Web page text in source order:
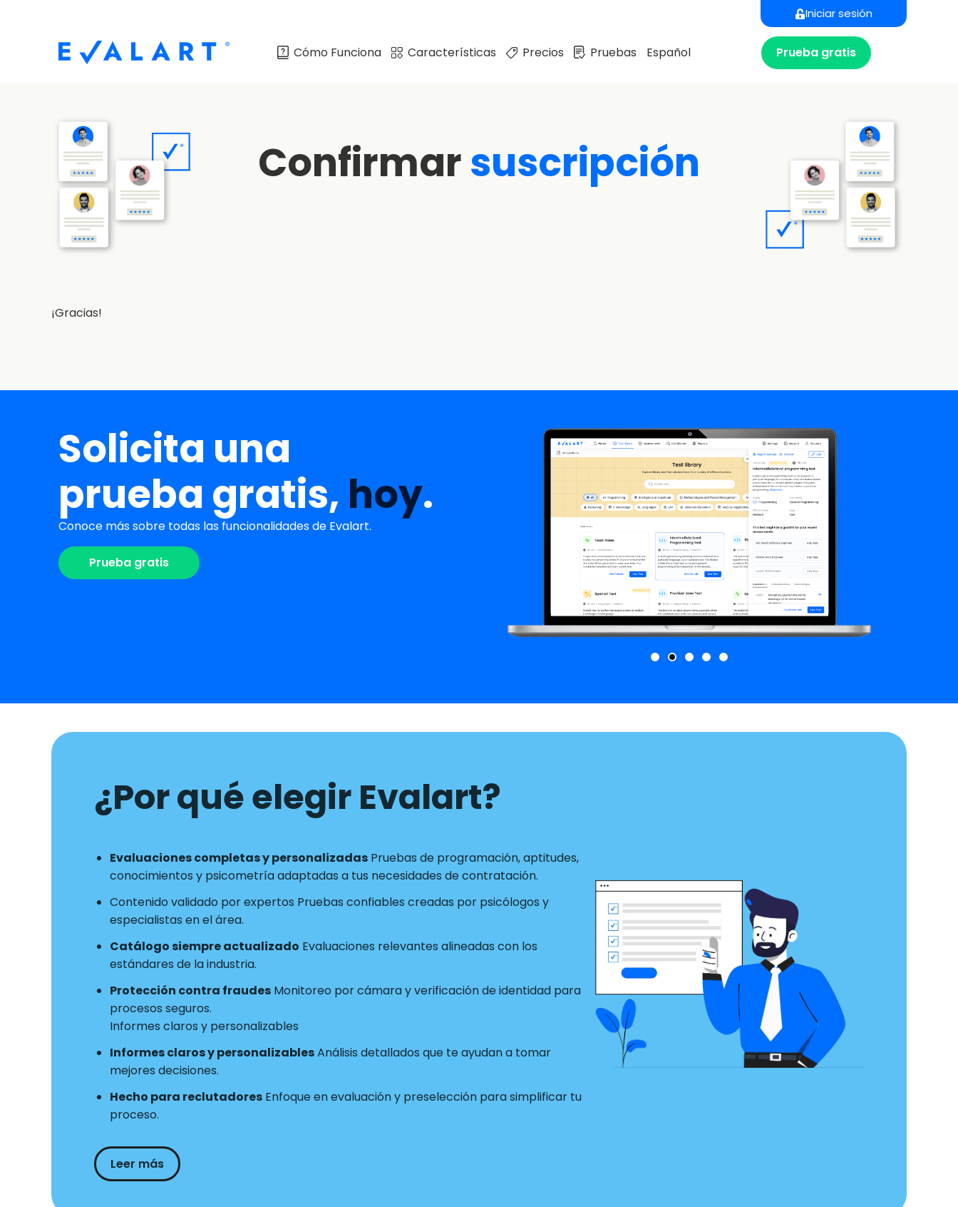
Iniciar sesión
Cómo Funciona Características Precios Pruebas Español Prueba gratis
Confirmarsuscripción
¡Gracias!
Solicita una
prueba gratis, hoy.
Conoce más sobre todas las funcionalidades de Evalart.
Prueba gratis
¿Por qué elegir Evalart?
Evaluaciones completas y personalizadas Pruebas de programación, aptitudes,
conocimientos y psicometría adaptadas a tus necesidades de contratación.
Contenido validado por expertos Pruebas confiables creadas por psicólogos y
especialistas en el área.
Catálogo siempre actualizado Evaluaciones relevantes alineadas con los
estándares de la industria.
Protección contra fraudes Monitoreo por cámara y verificación de identidad para
procesos seguros.
Informes claros y personalizables
Informes claros y personalizablesAnálisis detallados que te ayudan a tomar
mejores decisiones.
Hecho para reclutadores Enfoque en evaluación y preselección para simplificar tu
proceso.
Leer más